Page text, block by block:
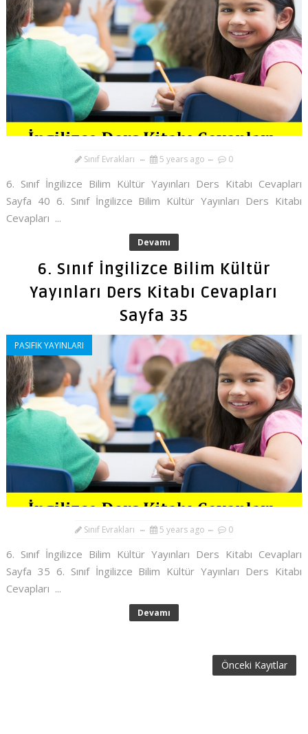
Sınıf Evrakları 5 years ago 0
6. Sınıf İngilizce Bilim Kültür Yayınları Ders Kitabı Cevapları
Sayfa 40 6. Sınıf İngilizce Bilim Kültür Yayınları Ders Kitabı
Cevapları ...
Devamı
6. Sınıf İngilizce Bilim Kültür
Yayınları Ders Kitabı Cevapları
Sayfa 35
PASIFIK YAYINLARI
Sınıf Evrakları 5 years ago 0
6. Sınıf İngilizce Bilim Kültür Yayınları Ders Kitabı Cevapları
Sayfa 35 6. Sınıf İngilizce Bilim Kültür Yayınları Ders Kitabı
Cevapları ...
Devamı
Önceki Kayıtlar